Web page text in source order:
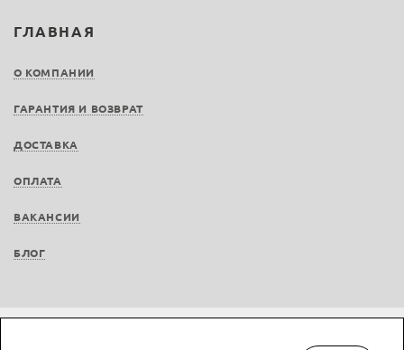
ГЛАВНАЯ
О КОМПАНИИ
ГАРАНТИЯ И ВОЗВРАТ
ДОСТАВКА
ОПЛАТА
ВАКАНСИИ
БЛОГ